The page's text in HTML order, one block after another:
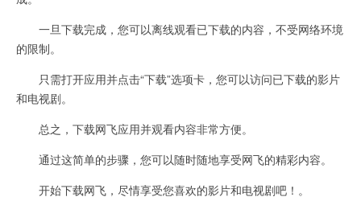
一旦下载完成，您可以离线观看已下载的内容，不受网络环境
的限制。
只需打开应用并点击“下载”选项卡，您可以访问已下载的影片
和电视剧。
总之，下载网飞应用并观看内容非常方便。
通过这简单的步骤，您可以随时随地享受网飞的精彩内容。
开始下载网飞，尽情享受您喜欢的影片和电视剧吧！。